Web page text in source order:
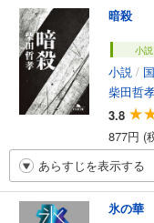
暗殺
小
小説 /
柴田哲
3.8
877円 (
あらすじを表示する
氷の華